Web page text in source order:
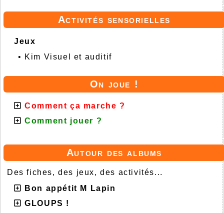
Activités sensorielles
Jeux
• Kim Visuel et auditif
On joue !
Comment ça marche ?
Comment jouer ?
Autour des albums
Des fiches, des jeux, des activités...
Bon appétit M Lapin
GLOUPS !